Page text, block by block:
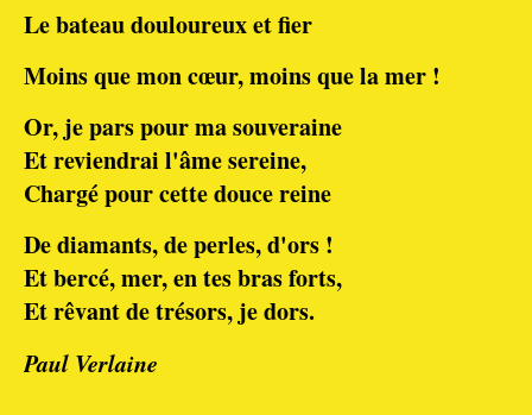
Le bateau douloureux et fier
Moins que mon cœur, moins que la mer !
Or, je pars pour ma souveraine
Et reviendrai l'âme sereine,
Chargé pour cette douce reine
De diamants, de perles, d'ors !
Et bercé, mer, en tes bras forts,
Et rêvant de trésors, je dors.
Paul Verlaine